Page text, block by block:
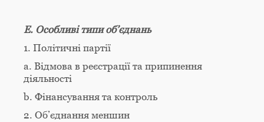
E. Особливі типи об’єднань
1. Політичні партії
а. Відмова в реєстрації та припинення
діяльності
b. Фінансування та контроль
2. Об’єднання меншин